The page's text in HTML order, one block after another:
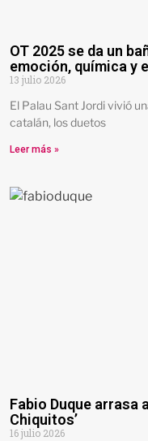
OT 2025 se da un
emoción, química y
13 julio 2026
El Palau Sant Jordi vivió
catalán, los duetos
Leer más »
Fabio Duque arrasa
Chiquitos’
16 julio 2026